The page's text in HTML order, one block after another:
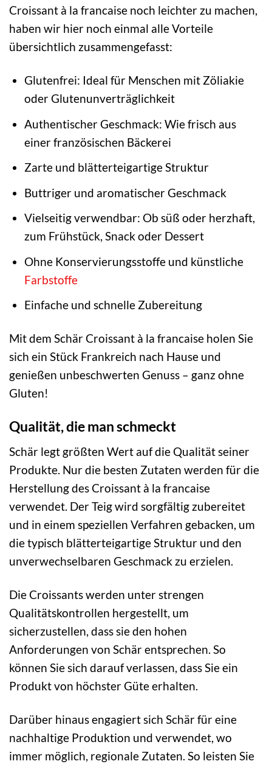
Croissant à la francaise noch leichter zu machen,
haben wir hier noch einmal alle Vorteile
übersichtlich zusammengefasst:
Glutenfrei: Ideal für Menschen mit Zöliakie
oder Glutenunverträglichkeit
Authentischer Geschmack: Wie frisch aus
einer französischen Bäckerei
Zarte und blätterteigartige Struktur
Buttriger und aromatischer Geschmack
Vielseitig verwendbar: Ob süß oder herzhaft,
zum Frühstück, Snack oder Dessert
Ohne Konservierungsstoffe und künstliche
Farbstoffe
Einfache und schnelle Zubereitung
Mit dem Schär Croissant à la francaise holen Sie
sich ein Stück Frankreich nach Hause und
genießen unbeschwerten Genuss – ganz ohne
Gluten!
Qualität, die man schmeckt
Schär legt größten Wert auf die Qualität seiner
Produkte. Nur die besten Zutaten werden für die
Herstellung des Croissant à la francaise
verwendet. Der Teig wird sorgfältig zubereitet
und in einem speziellen Verfahren gebacken, um
die typisch blätterteigartige Struktur und den
unverwechselbaren Geschmack zu erzielen.
Die Croissants werden unter strengen
Qualitätskontrollen hergestellt, um
sicherzustellen, dass sie den hohen
Anforderungen von Schär entsprechen. So
können Sie sich darauf verlassen, dass Sie ein
Produkt von höchster Güte erhalten.
Darüber hinaus engagiert sich Schär für eine
nachhaltige Produktion und verwendet, wo
immer möglich, regionale Zutaten. So leisten Sie